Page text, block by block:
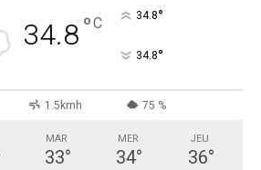
34.8°C 34.8°
34.8°
1.5kmh 75 %
MAR
33°
MER
34°
JEU
36°